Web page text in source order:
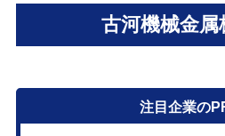
古河機械金属
注目企業の